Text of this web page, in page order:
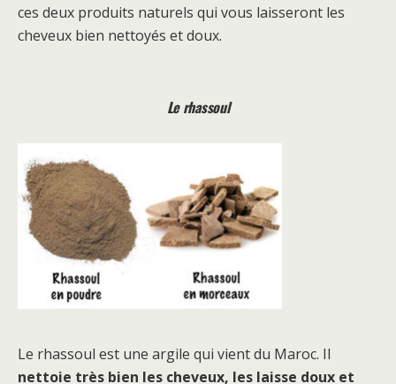
ces deux produits naturels qui vous laisseront les
cheveux bien nettoyés et doux.
Le rhassoul
Le rhassoul est une argile qui vient du Maroc. Il
nettoie très bien les cheveux, les laisse doux et